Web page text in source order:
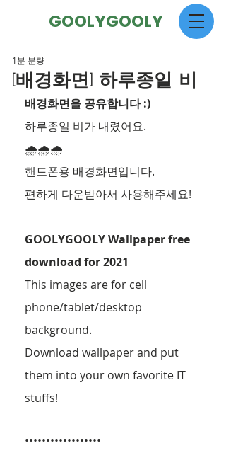
GOOLYGOOLY
[배경화면] 하루종일 비
1분 분량
배경화면을 공유합니다 :)
하루종일 비가 내렸어요.
🌧🌧🌧
핸드폰용 배경화면입니다.
편하게 다운받아서 사용해주세요!
GOOLYGOOLY Wallpaper free
download for 2021
This images are for cell
phone/tablet/desktop
background.
Download wallpaper and put
them into your own favorite IT
stuffs!
••••••••••••••••••